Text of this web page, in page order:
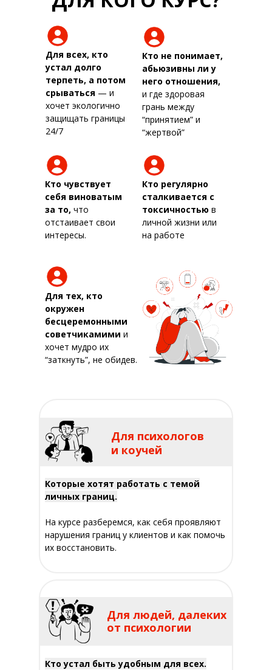
Для всех, кто
устал долго
терпеть, а потом
срываться — и
хочет экологично
защищать границы
24/7
Для тех, кто
окружен
бесцеремонными
советчикамими и
хочет мудро их
“заткнуть”, не обидев.
Кто чувствует
себя виноватым
за то, что
отстаивает свои
интересы.
Кто не понимает,
абьюзивны ли у
него отношения,
и где здоровая
грань между
“принятием” и
“жертвой”
Кто регулярно
сталкивается с
токсичностью в
личной жизни или
на работе
Которые хотят работать с темой
личных границ.
На курсе разберемся, как себя проявляют
нарушения границ у клиентов и как помочь
их восстановить.
Для психологов
и коучей
Кто устал быть удобным для всех.
Для людей, далеких
от психологии